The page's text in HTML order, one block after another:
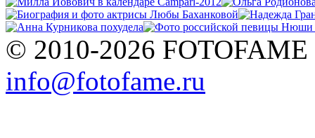
© 2010-2026 FOTOFAME
info@fotofame.ru